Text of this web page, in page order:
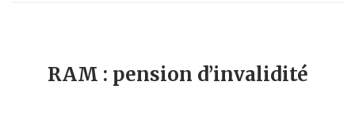
RAM : pension d’invalidité